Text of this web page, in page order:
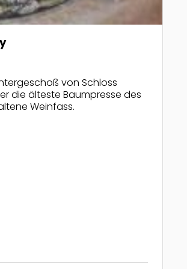
von Schloss
die älteste Baumpresse des
Weinfass.